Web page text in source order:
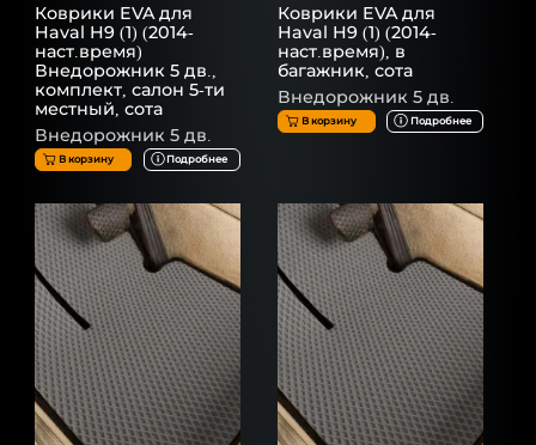
Коврики EVA для
Haval H9 (1) (2014-
наст.время)
Внедорожник 5 дв.,
комплект, салон 5-ти
местный, сота
Внедорожник 5 дв.
В корзину Подробнее
Коврики EVA для
Haval H9 (1) (2014-
наст.время), в
багажник, сота
Внедорожник 5 дв.
В корзину Подробнее